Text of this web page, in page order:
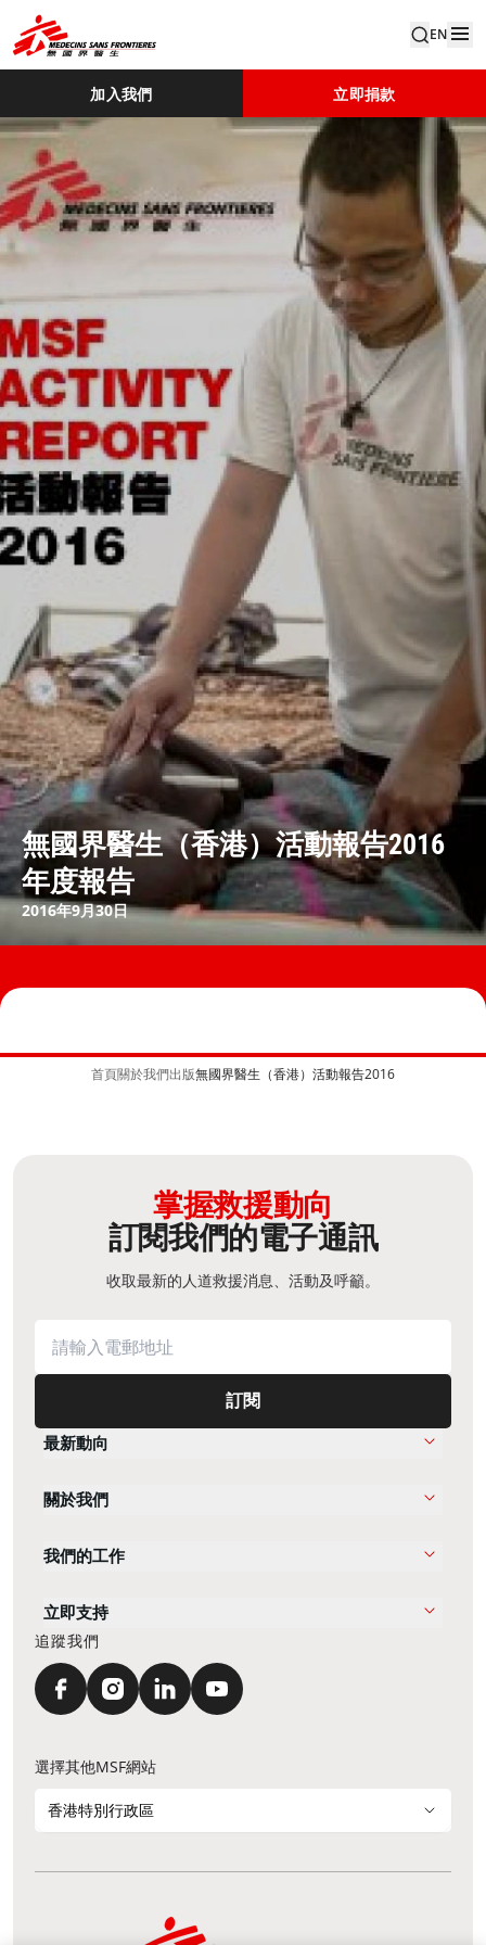
EN
加入我們 立即捐款
無國界醫生（香港）活動報告2016
年度報告
2016年9月30日
MSF Hong Kong Activity Report 2016 1
首頁關於我們出版無國界醫生（香港）活動報告2016
掌握救援動向
訂閱我們的電子通訊
收取最新的人道救援消息、活動及呼籲。
訂閱
最新動向
關於我們
我們的工作
立即支持
追蹤我們
選擇其他MSF網站
香港特別行政區